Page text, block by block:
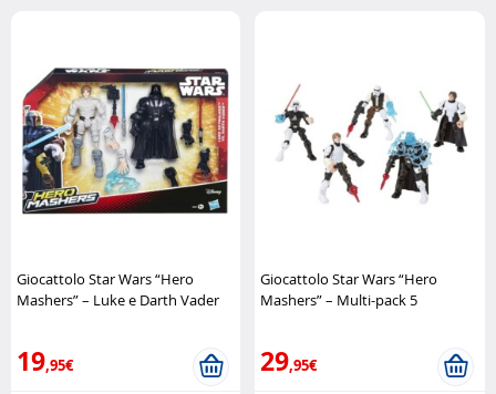
Giocattolo Star Wars “Hero
Mashers” – Luke e Darth Vader
19,95€
Giocattolo Star Wars “Hero
Mashers” – Multi-pack 5
29,95€